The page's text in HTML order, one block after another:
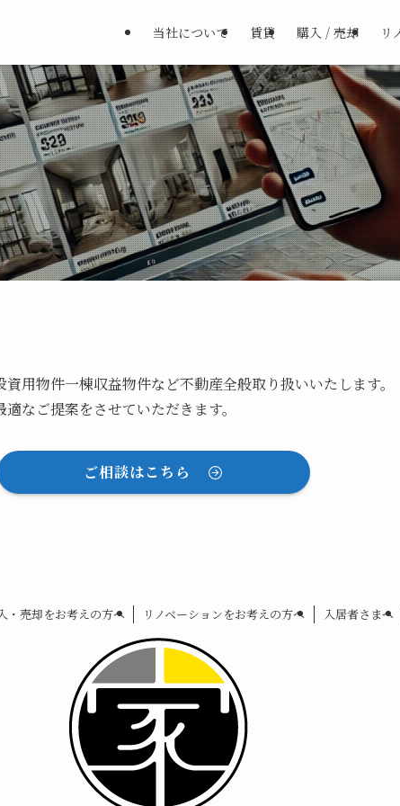
当社について 賃貸 購入 / 売却 リ
用物件一棟収益物件など不動産全般取り扱いいたします。
なご提案をさせていただきます。
ご相談はこちら
・売却をお考えの方へ リノベーションをお考えの方へ 入居者さまへ